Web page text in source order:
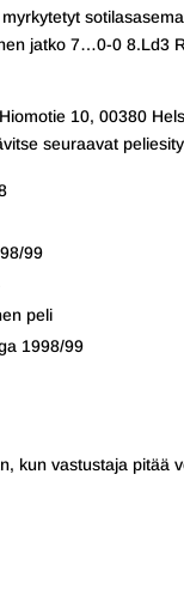
jatko 7…0-0 8.Ld3
10, 00380
seuraavat
99
peli
1998/99
kun vastustaja pitää